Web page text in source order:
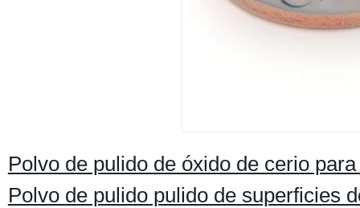
Polvo de pulido de óxido de cerio
Polvo de pulido pulido de superficies